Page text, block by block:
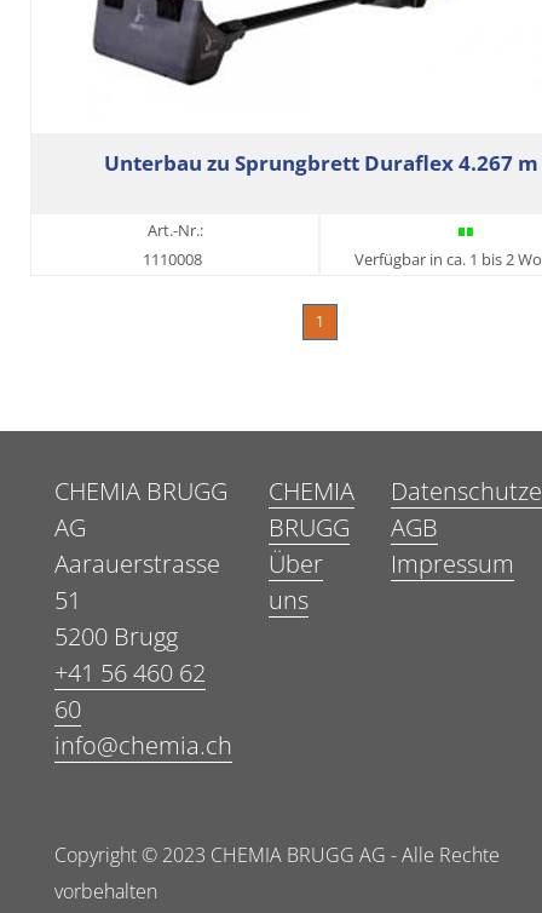
Unterbau zu Sprungbrett Duraflex 4.267 m
Art.-Nr.:
1110008
Verfügbar in ca. 1 bis 2
1
CHEMIA BRUGG
AG
Aarauerstrasse
51
5200 Brugg
+41 56 460 62
60
info@chemia.ch
CHEMIA
BRUGG
Über
uns
AGB
Impressum
Copyright © 2023 CHEMIA BRUGG AG - Alle Rechte
vorbehalten